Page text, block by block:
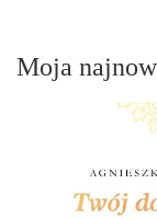
Moja